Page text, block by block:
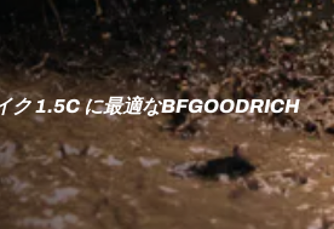
ク 1.5C に最適なBFGOODRICH